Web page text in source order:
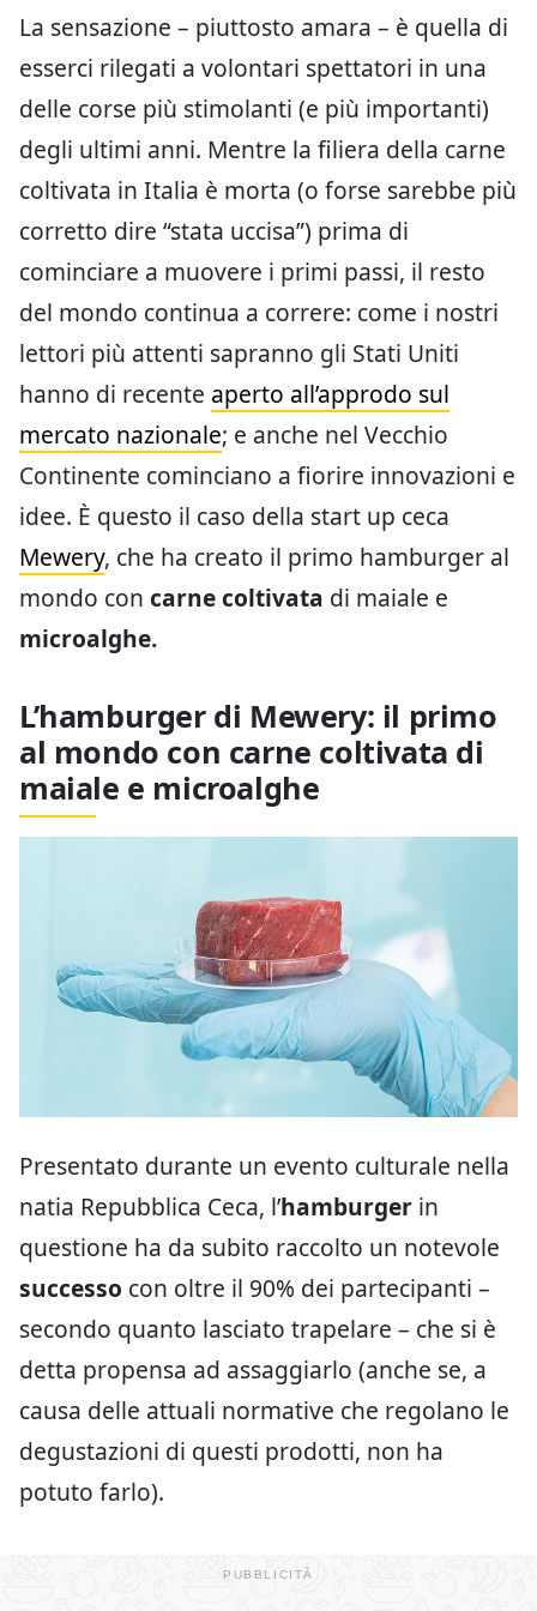
La sensazione – piuttosto amara – è quella di
esserci rilegati a volontari spettatori in una
delle corse più stimolanti (e più importanti)
degli ultimi anni. Mentre la filiera della carne
coltivata in Italia è morta (o forse sarebbe più
corretto dire “stata uccisa”) prima di
cominciare a muovere i primi passi, il resto
del mondo continua a correre: come i nostri
lettori più attenti sapranno gli Stati Uniti
hanno di recente aperto all’approdo sul
mercato nazionale; e anche nel Vecchio
Continente cominciano a fiorire innovazioni e
idee. È questo il caso della start up ceca
Mewery, che ha creato il primo hamburger al
mondo con carne coltivata di maiale e
microalghe.
L’hamburger di Mewery: il primo
al mondo con carne coltivata di
maiale e microalghe
Presentato durante un evento culturale nella
natia Repubblica Ceca, l’hamburger in
questione ha da subito raccolto un notevole
successo con oltre il 90% dei partecipanti –
secondo quanto lasciato trapelare – che si è
detta propensa ad assaggiarlo (anche se, a
causa delle attuali normative che regolano le
degustazioni di questi prodotti, non ha
potuto farlo).